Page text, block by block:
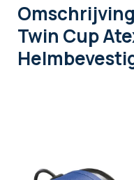
Omschrijving
Twin Cup